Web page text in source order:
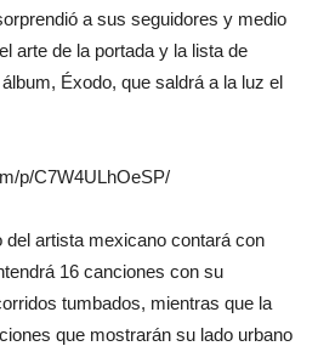
a sus seguidores y medio
arte de la portada y la lista de
Éxodo, que saldrá a la luz el
p/C7W4ULhOeSP/
del artista mexicano contará con
16 canciones con su
tumbados, mientras que la
que mostrarán su lado urbano